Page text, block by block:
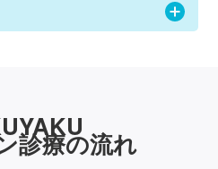
診療の流れ